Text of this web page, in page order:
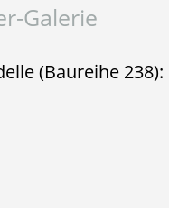
Galerie
(Baureihe 238):